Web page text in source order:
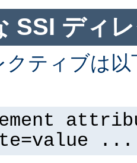
SSI ディ
クティブは